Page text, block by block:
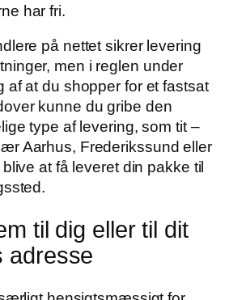
har fri.
på nettet sikrer levering
men i reglen under
at du shopper for et fastsat
kunne du gribe den
type af levering, som tit –
Aarhus, Frederikssund eller
at få leveret din pakke til
til dig eller til dit
adresse